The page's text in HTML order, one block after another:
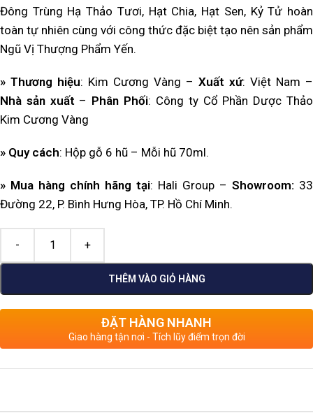
Đông Trùng Hạ Thảo Tươi, Hạt Chia, Hạt Sen, Kỷ Tử hoàn
toàn tự nhiên cùng với công thức đặc biệt tạo nên sản phẩm
Ngũ Vị Thượng Phẩm Yến.
» Thương hiệu: Kim Cương Vàng – Xuất xứ: Việt Nam –
Nhà sản xuất – Phân Phối: Công ty Cổ Phần Dược Thảo
Kim Cương Vàng
» Quy cách: Hộp gỗ 6 hũ – Mỗi hũ 70ml.
» Mua hàng chính hãng tại: Hali Group – Showroom: 33
Đường 22, P. Bình Hưng Hòa, TP. Hồ Chí Minh.
THÊM VÀO GIỎ HÀNG
ĐẶT HÀNG NHANH
Giao hàng tận nơi - Tích lũy điểm trọn đời